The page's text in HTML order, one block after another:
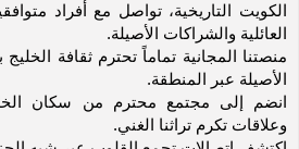
الكويت التاريخية، تواصل مع أفراد
العائلية والشراكات الأصيلة.
منصتنا المجانية تماماً تحترم ثقافة
الأصيلة عبر المنطقة.
انضم إلى مجتمع محترم من سكان
وعلاقات تكرم تراثنا الغني.